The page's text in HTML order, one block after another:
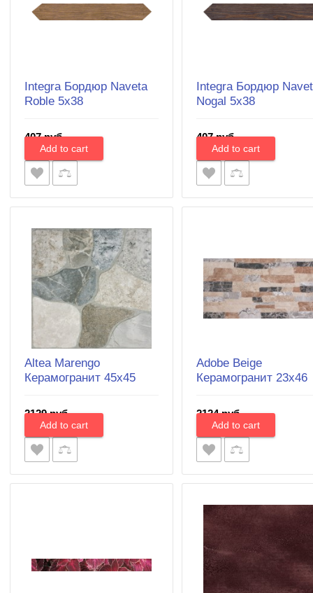
Integra Бордюр Naveta
Roble 5x38
407 руб.
Integra Бордюр
Nogal 5x38
407 руб.
Altea Marengo
Керамогранит 45х45
2129 руб.
Adobe Beige
Керамогранит 23x46
2124 руб.